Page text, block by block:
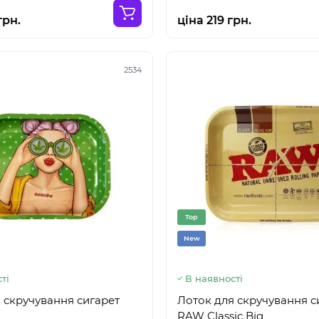
ціна 219 грн.
2534
сигарет
Top
New
В наявності
Лоток для скручування
RAW Classic Big